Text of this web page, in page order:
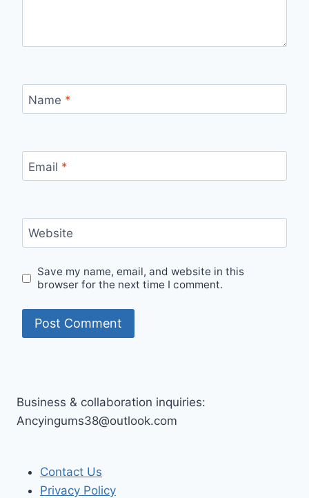
Name *
Email *
Website
Save my name, email, and website in this
browser for the next time I comment.
Business & collaboration inquiries:
Ancyingums38@outlook.com
Contact Us
Privacy Policy